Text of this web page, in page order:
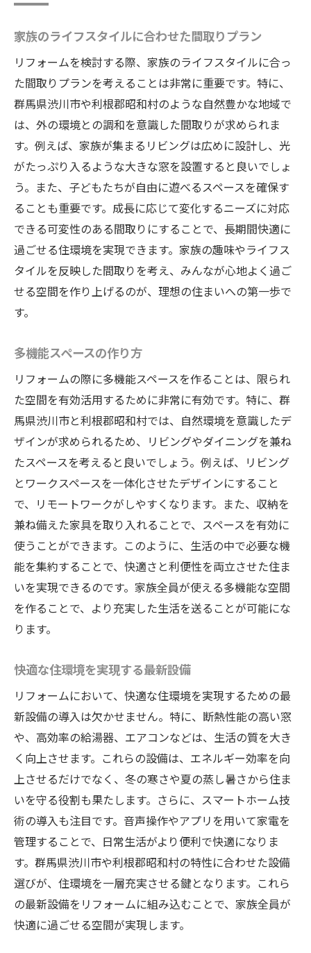
家族のライフスタイルに合わせた間取りプラン
リフォームを検討する際、家族のライフスタイルに合っ
た間取りプランを考えることは非常に重要です。特に、
群馬県渋川市や利根郡昭和村のような自然豊かな地域で
は、外の環境との調和を意識した間取りが求められま
す。例えば、家族が集まるリビングは広めに設計し、光
がたっぷり入るような大きな窓を設置すると良いでしょ
う。また、子どもたちが自由に遊べるスペースを確保す
ることも重要です。成長に応じて変化するニーズに対応
できる可変性のある間取りにすることで、長期間快適に
過ごせる住環境を実現できます。家族の趣味やライフス
タイルを反映した間取りを考え、みんなが心地よく過ご
せる空間を作り上げるのが、理想の住まいへの第一歩で
す。
多機能スペースの作り方
リフォームの際に多機能スペースを作ることは、限られ
た空間を有効活用するために非常に有効です。特に、群
馬県渋川市と利根郡昭和村では、自然環境を意識したデ
ザインが求められるため、リビングやダイニングを兼ね
たスペースを考えると良いでしょう。例えば、リビング
とワークスペースを一体化させたデザインにすること
で、リモートワークがしやすくなります。また、収納を
兼ね備えた家具を取り入れることで、スペースを有効に
使うことができます。このように、生活の中で必要な機
能を集約することで、快適さと利便性を両立させた住ま
いを実現できるのです。家族全員が使える多機能な空間
を作ることで、より充実した生活を送ることが可能にな
ります。
快適な住環境を実現する最新設備
リフォームにおいて、快適な住環境を実現するための最
新設備の導入は欠かせません。特に、断熱性能の高い窓
や、高効率の給湯器、エアコンなどは、生活の質を大き
く向上させます。これらの設備は、エネルギー効率を向
上させるだけでなく、冬の寒さや夏の蒸し暑さから住ま
いを守る役割も果たします。さらに、スマートホーム技
術の導入も注目です。音声操作やアプリを用いて家電を
管理することで、日常生活がより便利で快適になりま
す。群馬県渋川市や利根郡昭和村の特性に合わせた設備
選びが、住環境を一層充実させる鍵となります。これら
の最新設備をリフォームに組み込むことで、家族全員が
快適に過ごせる空間が実現します。